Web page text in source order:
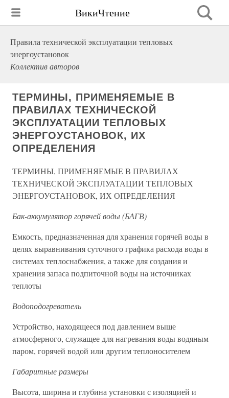
ВикиЧтение
Правила технической эксплуатации тепловых
энергоустановок
Коллектив авторов
ТЕРМИНЫ, ПРИМЕНЯЕМЫЕ В
ПРАВИЛАХ ТЕХНИЧЕСКОЙ
ЭКСПЛУАТАЦИИ ТЕПЛОВЫХ
ЭНЕРГОУСТАНОВОК, ИХ
ОПРЕДЕЛЕНИЯ
ТЕРМИНЫ, ПРИМЕНЯЕМЫЕ В ПРАВИЛАХ
ТЕХНИЧЕСКОЙ ЭКСПЛУАТАЦИИ ТЕПЛОВЫХ
ЭНЕРГОУСТАНОВОК, ИХ ОПРЕДЕЛЕНИЯ
Бак-аккумулятор горячей воды (БАГВ)
Емкость, предназначенная для хранения горячей воды в
целях выравнивания суточного графика расхода воды в
системах теплоснабжения, а также для создания и
хранения запаса подпиточной воды на источниках
теплоты
Водоподогреватель
Устройство, находящееся под давлением выше
атмосферного, служащее для нагревания воды водяным
паром, горячей водой или другим теплоносителем
Габаритные размеры
Высота, ширина и глубина установки с изоляцией и